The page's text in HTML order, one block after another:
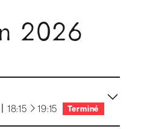
2026
| 18:15 à19:15 Terminé